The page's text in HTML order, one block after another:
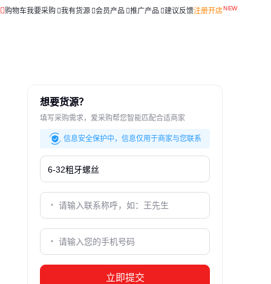
购物车我要采购 我有货源 会员产品 推广产品 建议反馈注册开店
想要货源？
填写采购需求，爱采购帮您智能匹配合适商家
信息安全保护中，信息仅用于商家与您联系
立即提交